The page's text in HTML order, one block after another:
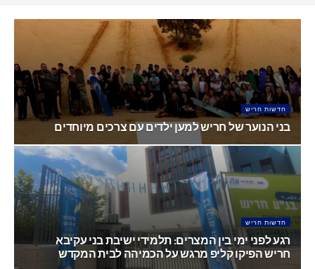
חדשות חריש
בני הנוער של חריש למען ילדים עם צרכים מיוחדים
יוני 22, 2026
חדשות חריש
רגע לפני ימי בין המצרים: תלמידי ישיבת בני עקיבא
חריש הפיקו קליפ מרגש על הכמיהה לבית המקדש